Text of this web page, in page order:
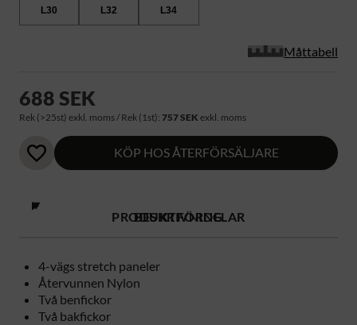
L30 L32 L34
Måttabell
688 SEK
Rek (>25st) exkl. moms / Rek (1st): 757 SEK exkl. moms
KÖP HOS ÅTERFÖRSÄLJARE
PRODUKTFÖRDELAR
4-vägs stretch paneler
Återvunnen Nylon
Två benfickor
Två bakfickor
BESKRIVNING